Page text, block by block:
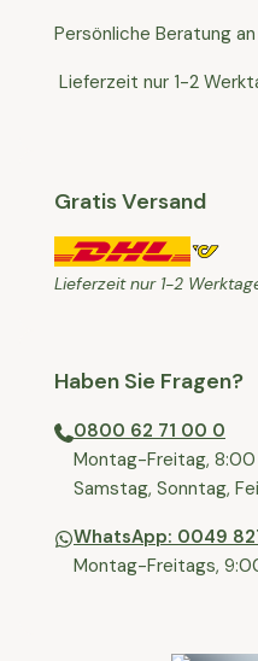
Persönliche Beratung
Lieferzeit nur 1-2
Gratis Versand
Lieferzeit nur 1-2
Haben Sie Fragen?
0800 62 71 00 0
⁠⁠Montag-Freitag,
⁠Samstag, Sonntag,
WhatsApp: 0049
Montag-Freitags,